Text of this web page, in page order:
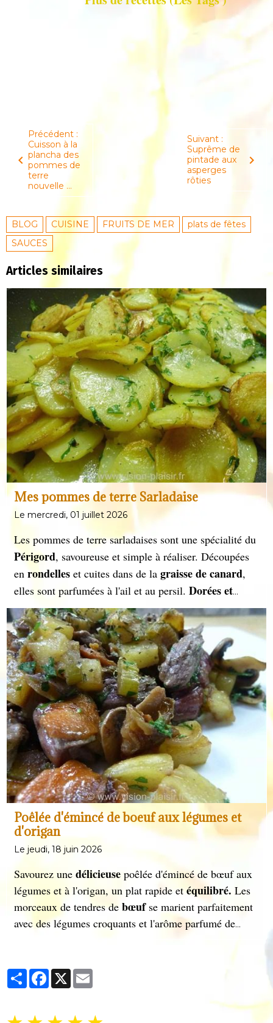
Précédent :
Cuisson à la
plancha des
pommes de
terre
nouvelle ...
Suivant :
Suprême de
pintade aux
asperges
rôties
BLOG CUISINE FRUITS DE MER
plats de fêtes
SAUCES
Articles similaires
Mes pommes de terre Sarladaise
Le mercredi, 01 juillet 2026
Les pommes de terre sarladaises sont une spécialité du
Périgord, savoureuse et simple à réaliser. Découpées
en rondelles et cuites dans de la graisse de canard,
elles sont parfumées à l'ail et au persil. Dorées et
fondantes, elles accompagnent à merveille confits,
magretset plats rustiques, incarnant la richesse du
terroir français.
Poêlée d'émincé de boeuf aux légumes et
d'origan
Le jeudi, 18 juin 2026
Savourez une délicieuse poêlée d'émincé de bœuf aux
légumes et à l'origan, un plat rapide etéquilibré. Les
morceaux de tendres de bœufse marient parfaitement
avec des légumes croquants et l'arôme parfumé de
PartagerFacebook
X